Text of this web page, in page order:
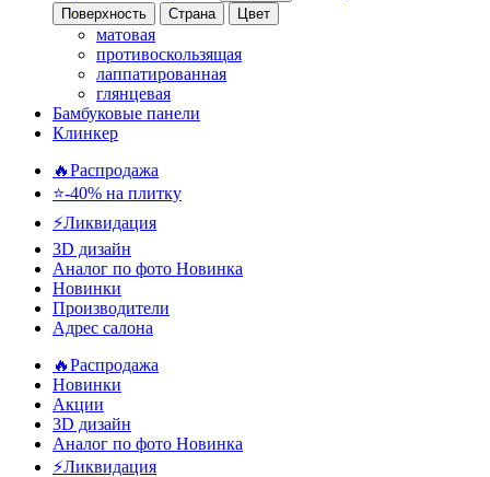
Поверхность Страна Цвет
матовая
противоскользящая
лаппатированная
глянцевая
Бамбуковые панели
Клинкер
🔥Распродажа
⭐-40% на плитку
⚡️Ликвидация
3D дизайн
Аналог по фото Новинка
Новинки
Производители
Адрес салона
🔥Распродажа
Новинки
Акции
3D дизайн
Аналог по фото Новинка
⚡Ликвидация